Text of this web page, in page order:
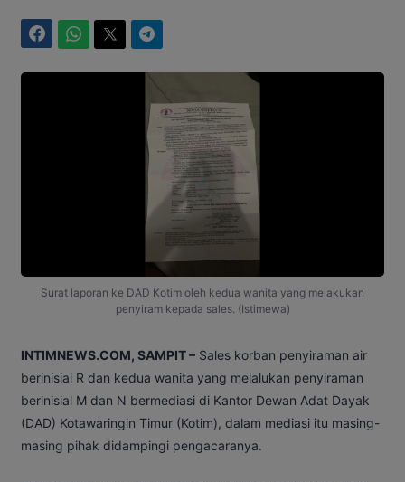
Surat laporan ke DAD Kotim oleh kedua wanita yang melakukan
penyiram kepada sales. (Istimewa)
INTIMNEWS.COM, SAMPIT – Sales korban penyiraman air
berinisial R dan kedua wanita yang melalukan penyiraman
berinisial M dan N bermediasi di Kantor Dewan Adat Dayak
(DAD) Kotawaringin Timur (Kotim), dalam mediasi itu masing-
masing pihak didampingi pengacaranya.